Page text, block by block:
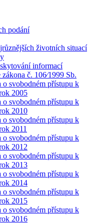
podání
životních situací
informací
č. 106⁄1999 Sb.
svobodném přístupu k
2005
svobodném přístupu k
2010
svobodném přístupu k
2011
svobodném přístupu k
2012
svobodném přístupu k
2013
svobodném přístupu k
2014
svobodném přístupu k
2015
svobodném přístupu k
2016